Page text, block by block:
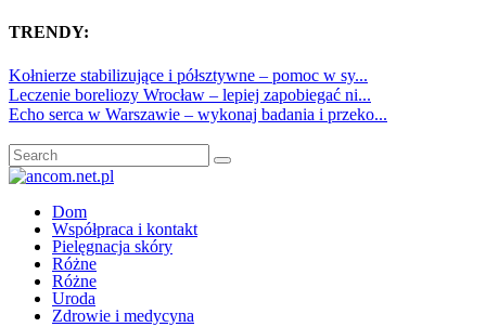
TRENDY:
Kołnierze stabilizujące i półsztywne – pomoc w sy...
Leczenie boreliozy Wrocław – lepiej zapobiegać ni...
Echo serca w Warszawie – wykonaj badania i przeko...
Dom
Współpraca i kontakt
Pielęgnacja skóry
Różne
Różne
Uroda
Zdrowie i medycyna